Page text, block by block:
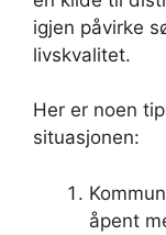
igjen påvirke
livskvalitet.
Her er noen
situasjonen:
åpent